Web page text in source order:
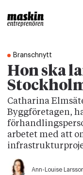
Branschnytt
Hon ska
Catharina
Byggföretagen,
arbetet med att
Ann-Louise